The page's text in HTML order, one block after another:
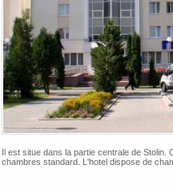
Il est situe dans la partie centrale de Stolin
chambres standard L'hotel dispose de